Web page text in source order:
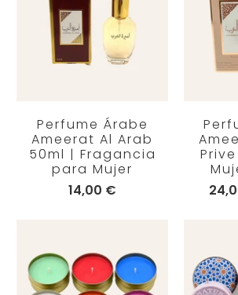
Perfume Árabe
Ameerat Al Arab
50ml | Fragancia
para Mujer
14,00 €